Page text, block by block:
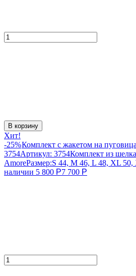
В корзину
Хит!
-25%Комплект с жакетом на
3754Артикул: 3754Комплект из шелка
AmoreРазмер:S 44, M 46, L 48, XL
наличии 5 800 Р7 700 Р